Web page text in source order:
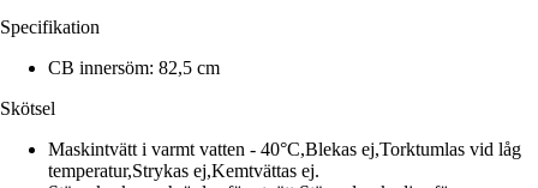
Specifikation
CB innersöm: 82,5 cm
Skötsel
Maskintvätt i varmt vatten - 40°C,Blekas ej,Torktumlas vid låg
temperatur,Strykas ej,Kemtvättas ej.